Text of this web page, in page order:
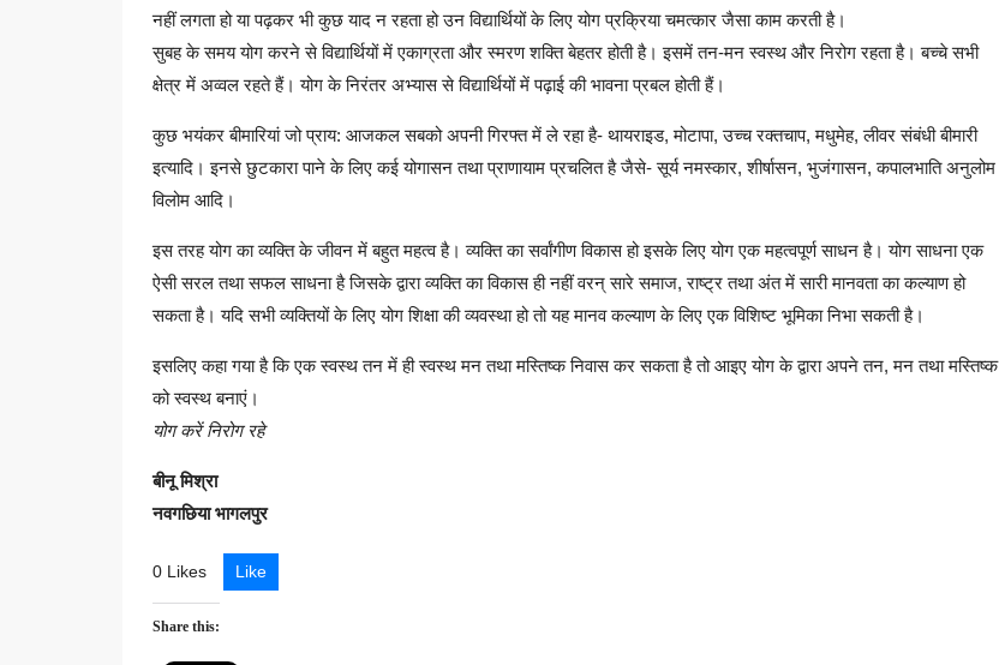
नहीं लगता हो या पढ़कर भी कुछ याद न रहता हो उन विद्यार्थियों के लिए योग प्रक्रिया चमत्कार जैसा काम करती है।
सुबह के समय योग करने से विद्यार्थियों में एकाग्रता और स्मरण शक्ति बेहतर होती है। इसमें तन-मन स्वस्थ और निरोग रहता है। बच्चे सभी
क्षेत्र में अव्वल रहते हैं। योग के निरंतर अभ्यास से विद्यार्थियों में पढ़ाई की भावना प्रबल होती हैं।
कुछ भयंकर बीमारियां जो प्राय: आजकल सबको अपनी गिरफ्त में ले रहा है- थायराइड, मोटापा, उच्च रक्तचाप, मधुमेह, लीवर संबंधी बीमारी
इत्यादि। इनसे छुटकारा पाने के लिए कई योगासन तथा प्राणायाम प्रचलित है जैसे- सूर्य नमस्कार, शीर्षासन, भुजंगासन, कपालभाति अनुलोम
विलोम आदि।
इस तरह योग का व्यक्ति के जीवन में बहुत महत्व है। व्यक्ति का सर्वांगीण विकास हो इसके लिए योग एक महत्वपूर्ण साधन है। योग साधना एक
ऐसी सरल तथा सफल साधना है जिसके द्वारा व्यक्ति का विकास ही नहीं वरन् सारे समाज, राष्ट्र तथा अंत में सारी मानवता का कल्याण हो
सकता है। यदि सभी व्यक्तियों के लिए योग शिक्षा की व्यवस्था हो तो यह मानव कल्याण के लिए एक विशिष्ट भूमिका निभा सकती है।
इसलिए कहा गया है कि एक स्वस्थ तन में ही स्वस्थ मन तथा मस्तिष्क निवास कर सकता है तो आइए योग के द्वारा अपने तन, मन तथा मस्तिष्क
को स्वस्थ बनाएं।
योग करें निरोग रहे
बीनू मिश्रा
नवगछिया भागलपुर
0 Likes Like
Share this: